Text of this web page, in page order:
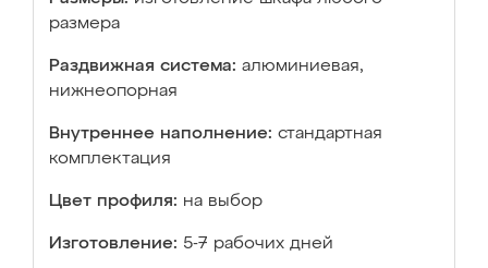
размера
Раздвижная система: алюминиевая,
нижнеопорная
Внутреннее наполнение: стандартная
комплектация
Цвет профиля: на выбор
Изготовление: 5-7 рабочих дней